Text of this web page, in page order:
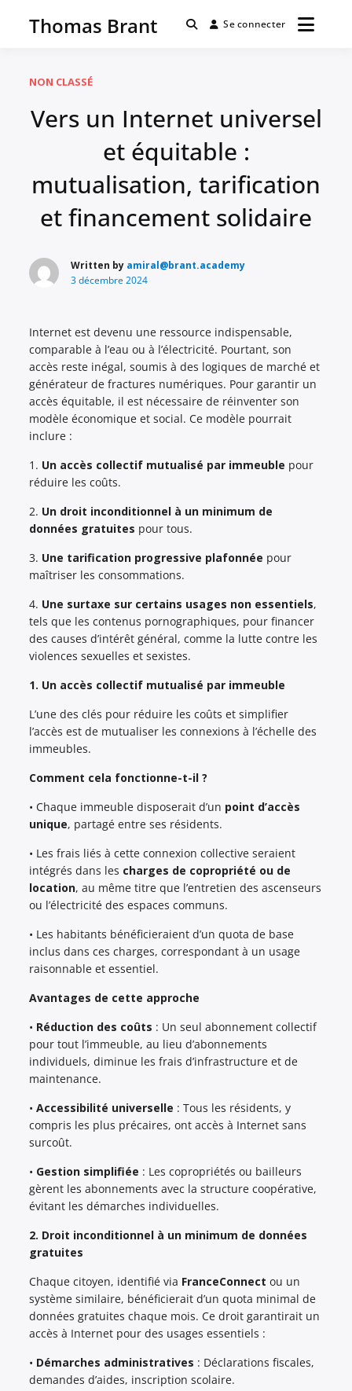
Thomas Brant Se connecter
NON CLASSÉ
Vers un Internet universel
et équitable :
mutualisation, tarification
et financement solidaire
Written by amiral@brant.academy
3 décembre 2024
Internet est devenu une ressource indispensable,
comparable à l’eau ou à l’électricité. Pourtant, son
accès reste inégal, soumis à des logiques de marché et
générateur de fractures numériques. Pour garantir un
accès équitable, il est nécessaire de réinventer son
modèle économique et social. Ce modèle pourrait
inclure :
1. Un accès collectif mutualisé par immeuble pour
réduire les coûts.
2. Un droit inconditionnel à un minimum de
données gratuites pour tous.
3. Une tarification progressive plafonnée pour
maîtriser les consommations.
4. Une surtaxe sur certains usages non essentiels,
tels que les contenus pornographiques, pour financer
des causes d’intérêt général, comme la lutte contre les
violences sexuelles et sexistes.
1. Un accès collectif mutualisé par immeuble
L’une des clés pour réduire les coûts et simplifier
l’accès est de mutualiser les connexions à l’échelle des
immeubles.
Comment cela fonctionne-t-il ?
• Chaque immeuble disposerait d’un point d’accès
unique, partagé entre ses résidents.
• Les frais liés à cette connexion collective seraient
intégrés dans les charges de copropriété ou de
location, au même titre que l’entretien des ascenseurs
ou l’électricité des espaces communs.
• Les habitants bénéficieraient d’un quota de base
inclus dans ces charges, correspondant à un usage
raisonnable et essentiel.
Avantages de cette approche
• Réduction des coûts : Un seul abonnement collectif
pour tout l’immeuble, au lieu d’abonnements
individuels, diminue les frais d’infrastructure et de
maintenance.
•Accessibilité universelle : Tous les résidents, y
compris les plus précaires, ont accès à Internet sans
surcoût.
• Gestion simplifiée : Les copropriétés ou bailleurs
gèrent les abonnements avec la structure coopérative,
évitant les démarches individuelles.
2. Droit inconditionnel à un minimum de données
gratuites
Chaque citoyen, identifié via FranceConnect ou un
système similaire, bénéficierait d’un quota minimal de
données gratuites chaque mois. Ce droit garantirait un
accès à Internet pour des usages essentiels :
• Démarches administratives : Déclarations fiscales,
demandes d’aides, inscription scolaire.